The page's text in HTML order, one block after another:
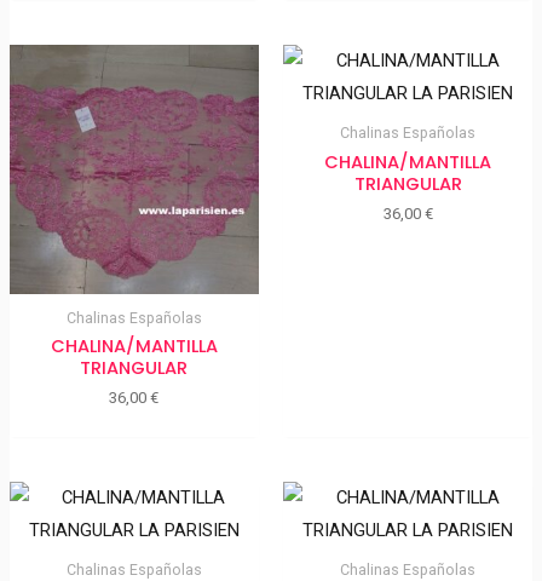
Chalinas Españolas
CHALINA/MANTILLA
TRIANGULAR
36,00€
Chalinas Españolas
CHALINA/MANTILLA
TRIANGULAR
36,00 €
Chalinas Españolas Chalinas Españolas